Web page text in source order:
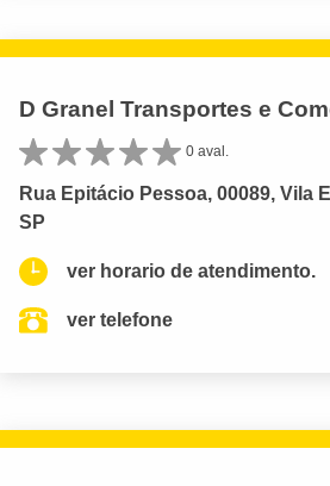
D Granel Transportes e
0 aval.
Rua Epitácio Pessoa, 00089, Vila
SP
ver horario de atendimento.
ver telefone